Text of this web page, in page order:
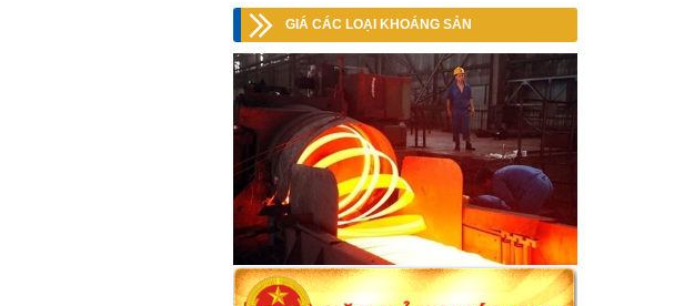
GIÁ CÁC LOẠI KHOÁNG SẢN